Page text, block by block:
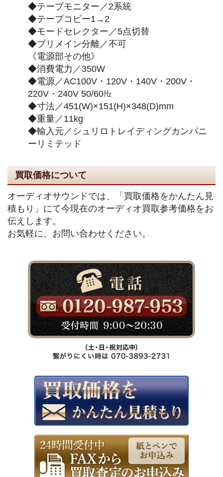
◆テープモニター／2系統
◆テープコピー1→2
◆モードセレクター／5点切替
◆プリメイン分離／不可
《電源部その他》
◆消費電力／350W
◆電源／AC100V・120V・140V・200V・
220V・240V 50/60㎐
◆寸法／451(W)×151(H)×348(D)mm
◆重量／11kg
◆輸入元／シュリロトレイディングカンパニ
ーリミテッド
買取価格について
オーディオサウンドでは、「買取価格をかんたん見
積もり」にて今現在のオーディオ買取参考価格をお
伝えします。
お気軽に、お問い合わせください。